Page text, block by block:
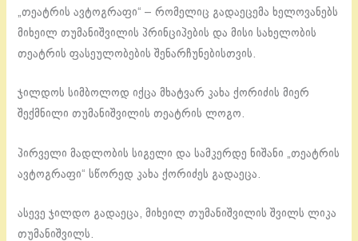
„თეატრის ავტოგრაფი“ – რომელიც გადაეცემა ხელოვანებს
მიხეილ თუმანიშვილის პრინციპების და მისი სახელობის
თეატრის ფასეულობების შენარჩუნებისთვის.
ჯილდოს სიმბოლოდ იქცა მხატვარ კახა ქორიძის მიერ
შექმნილი თუმანიშვილის თეატრის ლოგო.
პირველი მადლობის სიგელი და სამკერდე ნიშანი „თეატრის
ავტოგრაფი“ სწორედ კახა ქორიძეს გადაეცა.
ასევე ჯილდო გადაეცა, მიხეილ თუმანიშვილის შვილს ლიკა
თუმანიშვილს.